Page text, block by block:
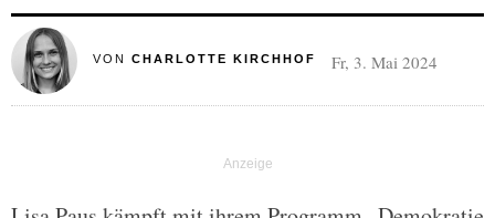
VON CHARLOTTE KIRCHHOF Fr, 3. Mai 2024